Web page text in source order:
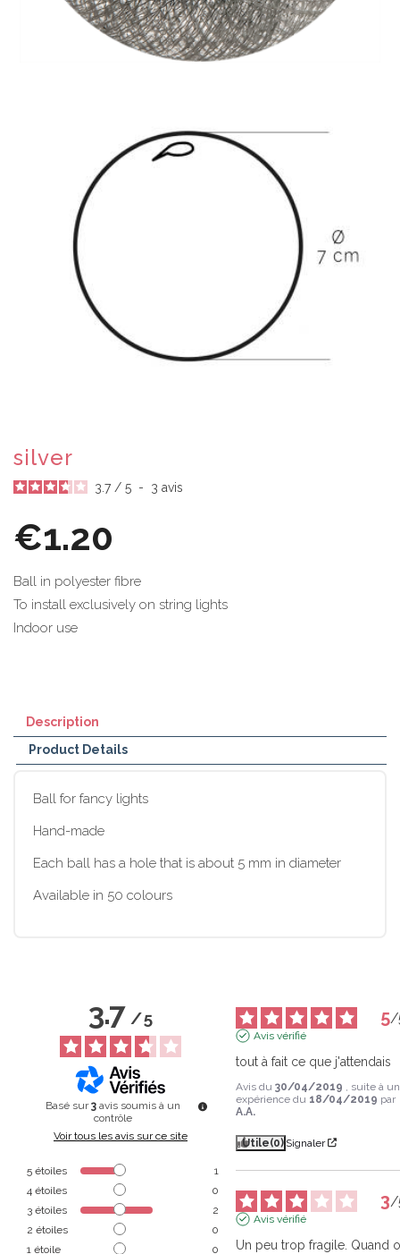
silver
3.7 / 5 - 3 avis
€1.20
Ball in polyester fibre
To install exclusively on string lights
Indoor use
Description
Product Details
Ball for fancy lights
Hand-made
Each ball has a hole that is about 5 mm in diameter
Available in 50 colours
3.7/5
Basé sur3 avis soumis à un
contrôle
Voir tous les avis sur ce site
5 étoiles
1
4 étoiles
0
3 étoiles
2
2 étoiles
0
1 étoile 0
5/
Avis vérifié
tout à fait ce que j'attendais
Avis du30/04/2019 , suite à
expérience du 18/04/2019 par
A.A.
Utile(0) Signaler
3/
Avis vérifié
Un peu trop fragile. Quand